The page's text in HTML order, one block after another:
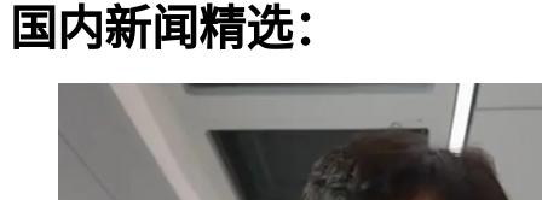
国内新闻精选：